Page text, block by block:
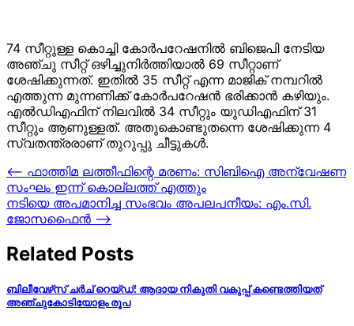
74 സീറ്റുള്ള കൊച്ചി കോര്‍പറേഷനില്‍ ബിജെപി നേടിയ
അഞ്ചു സീറ്റ് ഒഴിച്ചുനിര്‍ത്തിയാല്‍ 69 സീറ്റാണ്
ശേഷിക്കുന്നത്. ഇതില്‍ 35 സീറ്റ് എന്ന മാജിക് നമ്പറില്‍
എത്തുന്ന മുന്നണിക്ക് കോര്‍പറേഷന്‍ ഭരിക്കാന്‍ കഴിയും.
എല്‍ഡിഎഫിന് നിലവില്‍ 34 സീറ്റും യുഡിഎഫിന് 31
സീറ്റും ആണുള്ളത്. അതുകൊണ്ടുതന്നെ ശേഷിക്കുന്ന 4
സ്വതന്ത്രരാണ് തുറുപ്പു ചീട്ടുകള്‍.
Post
navigation
⟵ ഫാത്തിമ ലത്തീഫിന്റെ മരണം: സിബിഐ അന്വേഷണ
സംഘം ഇന്ന് കൊല്ലത്ത് എത്തും
നടിയെ അപമാനിച്ച സംഭവം അപലപനീയം: എം.സി.
ജോസഫൈന്‍ ⟶
Related Posts
ബിലീവേഴ്‌സ് ചർച് റെയ്ഡ്: ആദായ നികുതി വകുപ്പ് കണ്ടെത്തിയത്
അഞ്ചുകോടിയോളം രൂപ